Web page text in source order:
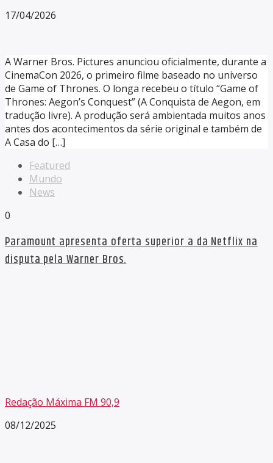
17/04/2026
A Warner Bros. Pictures anunciou oficialmente, durante a
CinemaCon 2026, o primeiro filme baseado no universo
de Game of Thrones. O longa recebeu o título “Game of
Thrones: Aegon’s Conquest” (A Conquista de Aegon, em
tradução livre). A produção será ambientada muitos anos
antes dos acontecimentos da série original e também de
A Casa do […]
Featured
Mundo
News
0
Paramount apresenta oferta superior a da Netflix na
disputa pela Warner Bros.
Redação Máxima FM 90,9
08/12/2025